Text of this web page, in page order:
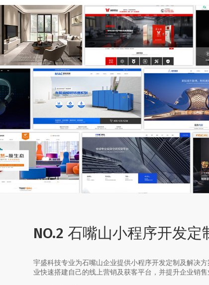
NO.2 石嘴山小程序开发定
宇盛科技专业为石嘴山企业提供小程序开发定制及解决
业快速搭建自己的线上营销及获客平台，并提升企业销售